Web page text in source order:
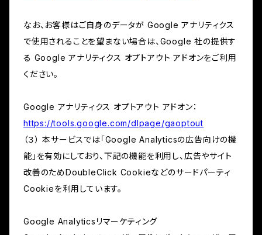
なお、お客様はご自身のデータが Google アナリティクス
で使用されることを望まない場合は、Google 社の提供す
る Google アナリティクス オプトアウト アドオンをご利用
ください。
Google アナリティクス オプトアウト アドオン：
https://tools.google.com/dlpage/gaoptout
（３） 本サービスでは「Google Analyticsの広告向けの機
能」を有効にしており、下記の機能を利用し、広告やサイト
改善のためDoubleClick Cookieなどのサードパーティ
Cookieを利用しています。
Google Analyticsリマーケティング